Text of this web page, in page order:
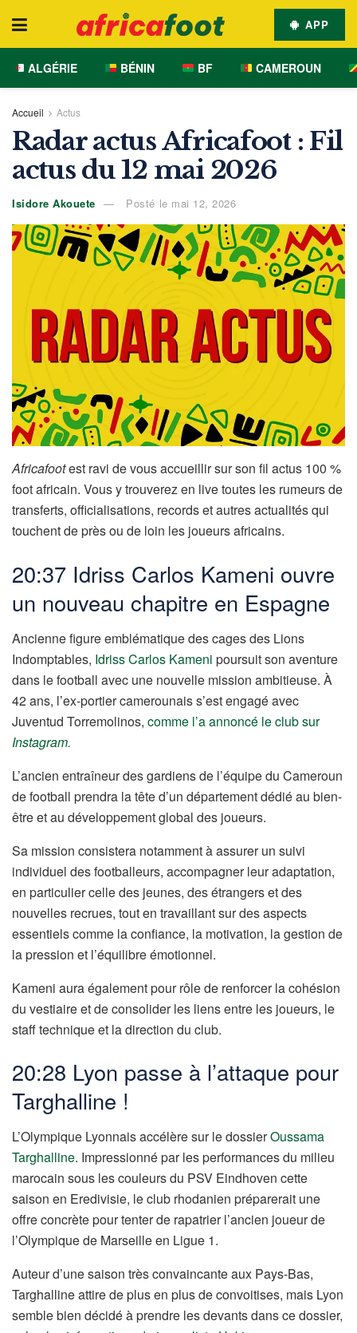
APP
ALGÉRIE BÉNIN BF CAMEROUN
Accueil Actus
Radar actus Africafoot : Fil
actus du 12 mai 2026
Isidore Akouete Posté le mai 12, 2026
Africafootest ravi de vous accueillir sur son fil actus 100 %
foot africain. Vous y trouverez en live toutes les rumeurs de
transferts, officialisations, records et autres actualités qui
touchent de près ou de loin les joueurs africains.
20:37 Idriss Carlos Kameni ouvre
un nouveau chapitre en Espagne
Ancienne figure emblématique des cages des Lions
Indomptables, Idriss Carlos Kameni poursuit son aventure
dans le football avec une nouvelle mission ambitieuse. À
42 ans, l’ex-portier camerounais s’est engagé avec
Juventud Torremolinos, comme l’a annoncé le club sur
Instagram.
L’ancien entraîneur des gardiens de l’équipe du Cameroun
de football prendra la tête d’un département dédié au bien-
être et au développement global des joueurs.
Sa mission consistera notamment à assurer un suivi
individuel des footballeurs, accompagner leur adaptation,
en particulier celle des jeunes, des étrangers et des
nouvelles recrues, tout en travaillant sur des aspects
essentiels comme la confiance, la motivation, la gestion de
la pression et l’équilibre émotionnel.
Kameni aura également pour rôle de renforcer la cohésion
du vestiaire et de consolider les liens entre les joueurs, le
staff technique et la direction du club.
20:28 Lyon passe à l’attaque pour
Targhalline !
L’Olympique Lyonnais accélère sur le dossierOussama
Targhalline. Impressionné par les performances du milieu
marocain sous les couleurs du PSV Eindhoven cette
saison en Eredivisie, le club rhodanien préparerait une
offre concrète pour tenter de rapatrier l’ancien joueur de
l’Olympique de Marseille en Ligue 1.
Auteur d’une saison très convaincante aux Pays-Bas,
Targhalline attire de plus en plus de convoitises, mais Lyon
semble bien décidé à prendre les devants dans ce dossier,